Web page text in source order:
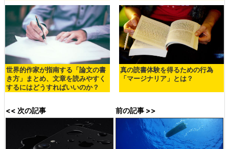
世界的作家が指南する「論文の書
き方」まとめ、文章を読みやすく
するにはどうすればいいのか？
真の読書体験を得るための行為
「マージナリア」とは？
<< 次の記事 前の記事 >>